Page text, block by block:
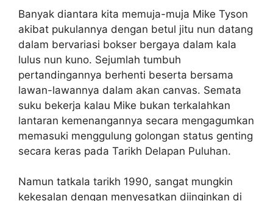
Banyak diantara kita memuja-muja Mike Tyson
akibat pukulannya dengan betul jitu nun datang
dalam bervariasi bokser bergaya dalam kala
lulus nun kuno. Sejumlah tumbuh
pertandingannya berhenti beserta bersama
lawan-lawannya dalam akan canvas. Semata
suku bekerja kalau Mike bukan terkalahkan
lantaran kemenangannya secara mengagumkan
memasuki menggulung golongan status genting
secara keras pada Tarikh Delapan Puluhan.
Namun tatkala tarikh 1990, sangat mungkin
kekesalan dengan menyesatkan diinginkan di